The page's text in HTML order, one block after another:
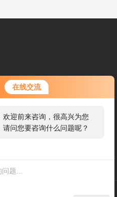
在线交流
欢迎前来咨询，很高兴为您
请问您要咨询什么问题呢？
保证设备加工精度...